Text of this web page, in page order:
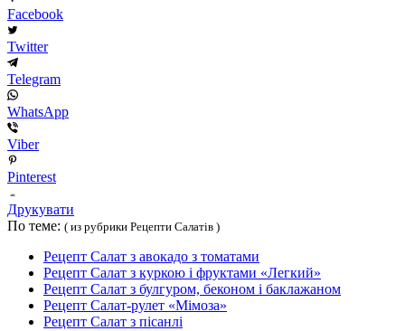
Facebook
Twitter
Telegram
WhatsApp
Viber
Pinterest
Друкувати
По теме: ( из рубрики Рецепти Салатів )
Рецепт Салат з авокадо з томатами
Рецепт Салат з куркою і фруктами «Легкий»
Рецепт Салат з булгуром, беконом і баклажаном
Рецепт Салат-рулет «Мімоза»
Рецепт Салат з пісанлі